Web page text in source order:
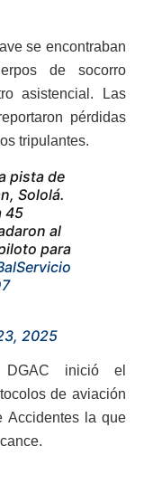
se encontraban
de socorro
asistencial. Las
pérdidas
tripulantes.
pista de
Sololá.
45
al
para
2025
inició el
de aviación
Accidentes la que